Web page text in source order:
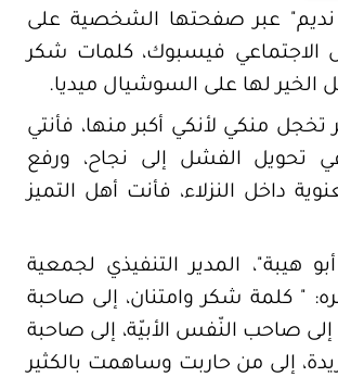
عبر صفحتها الشخصية على
الاجتماعي فيسبوك، كلمات شكر
الخير لها على السوشيال ميديا.
تخجل منكي لأنكي أكبر منها، فأنتي
تحويل الفشل إلى نجاح، ورفع
داخل النزلاء، فأنت أهل التميز
هيبة"، المدير التنفيذي لجمعية
" كلمة شكر وامتنان، إلى صاحبة
صاحب النّفس الأبيّة، إلى صاحبة
إلى من حاربت وساهمت بالكثير